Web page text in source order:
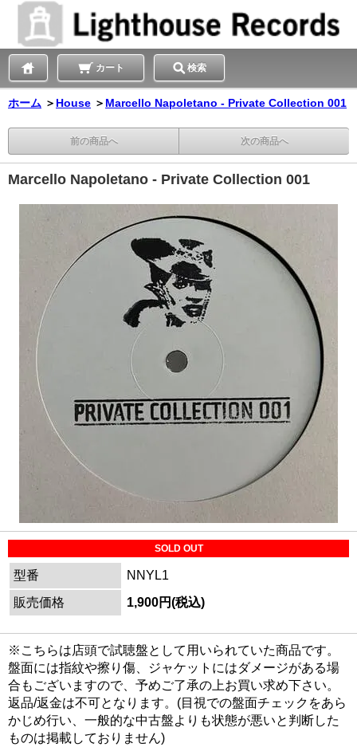
カート 検索
ホーム ＞ House ＞ Marcello Napoletano - Private Collection 001
前の商品へ 次の商品へ
Marcello Napoletano - Private Collection 001
SOLD OUT
型番
NNYL1
販売価格
1,900円(税込)
※こちらは店頭で試聴盤として用いられていた商品です。
盤面には指紋や擦り傷、ジャケットにはダメージがある場
合もございますので、予めご了承の上お買い求め下さい。
返品/返金は不可となります。(目視での盤面チェックをあら
かじめ行い、一般的な中古盤よりも状態が悪いと判断した
ものは掲載しておりません)